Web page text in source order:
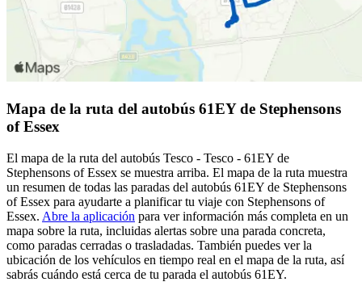
Mapa de la ruta del autobús 61EY de Stephensons
of Essex
El mapa de la ruta del autobús Tesco - Tesco - 61EY de
Stephensons of Essex se muestra arriba. El mapa de la ruta muestra
un resumen de todas las paradas del autobús 61EY de Stephensons
of Essex para ayudarte a planificar tu viaje con Stephensons of
Essex. Abre la aplicación para ver información más completa en un
mapa sobre la ruta, incluidas alertas sobre una parada concreta,
como paradas cerradas o trasladadas. También puedes ver la
ubicación de los vehículos en tiempo real en el mapa de la ruta, así
sabrás cuándo está cerca de tu parada el autobús 61EY.